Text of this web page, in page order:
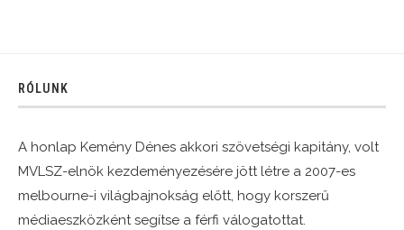
RÓLUNK
A honlap Kemény Dénes akkori szövetségi kapitány, volt
MVLSZ-elnök kezdeményezésére jött létre a 2007-es
melbourne-i világbajnokság előtt, hogy korszerű
médiaeszközként segítse a férfi válogatottat.